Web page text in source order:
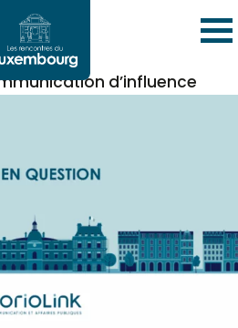
d’influence